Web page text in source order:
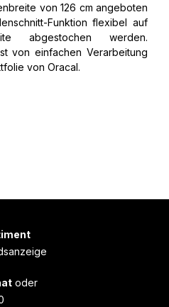
von 126 cm angeboten
Funktion flexibel auf
abgestochen werden.
von einfachen Verarbeitung
von Oracal.​
oder